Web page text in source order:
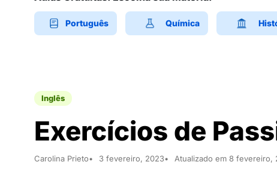
Português Química
Inglês
Exercícios de
Carolina Prieto 3 fevereiro, 2023 Atualizado em 8 fevereiro,